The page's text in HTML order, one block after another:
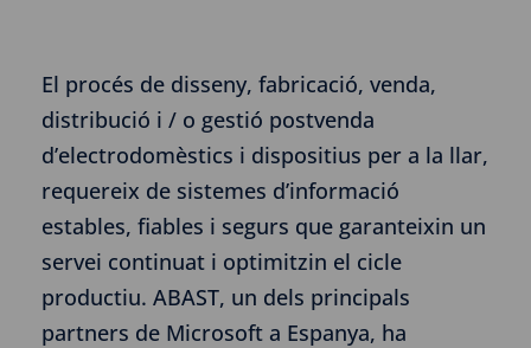
El procés de disseny, fabricació, venda,
distribució i / o gestió postvenda
d’electrodomèstics i dispositius per a la llar,
requereix de sistemes d’informació
estables, fiables i segurs que garanteixin un
servei continuat i optimitzin el cicle
productiu. ABAST, un dels principals
partners de Microsoft a Espanya, ha